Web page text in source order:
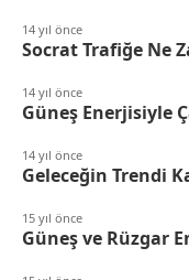
14 yıl önce
Socrat Trafiğe Ne
14 yıl önce
Güneş Enerjisiyle
14 yıl önce
Geleceğin Trendi
15 yıl önce
Güneş ve Rüzgar